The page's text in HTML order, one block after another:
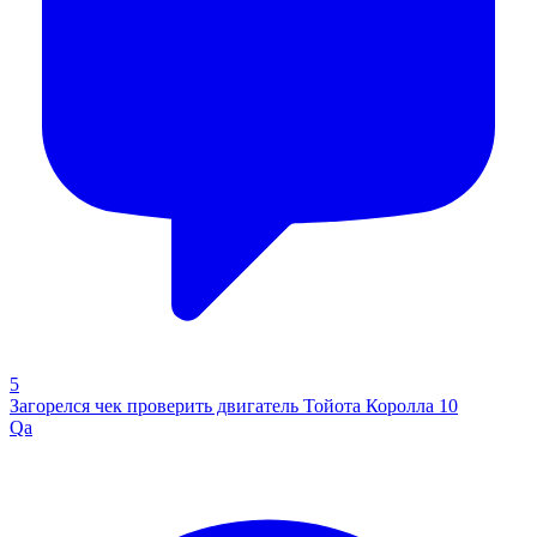
5
Загорелся чек проверить двигатель Тойота Королла 10
Qa